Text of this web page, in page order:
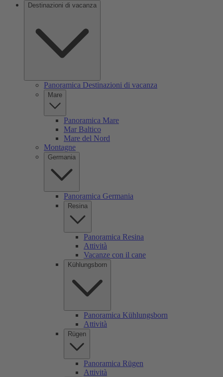
Destinazioni di vacanza
Panoramica Destinazioni di vacanza
Mare
Panoramica Mare
Mar Baltico
Mare del Nord
Montagne
Germania
Panoramica Germania
Resina
Panoramica Resina
Attività
Vacanze con il cane
Kühlungsborn
Panoramica Kühlungsborn
Attività
Rügen
Panoramica Rügen
Attività